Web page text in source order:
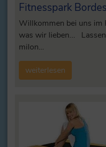
Fitnesspark
Willkommen bei uns im
was wir lieben...
milon…
weiterlesen